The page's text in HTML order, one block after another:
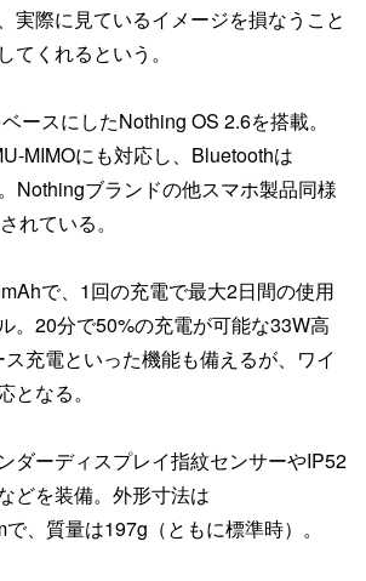
実際に見ているイメージを損なうこと
てくれるという。
ースにしたNothing OS 2.6を搭載。
MIMOにも対応し、Bluetoothは
Nothingブランドの他スマホ製品同様
れている。
で、1回の充電で最大2日間の使用
。20分で50%の充電が可能な33W高
充電といった機能も備えるが、ワイ
となる。
ダーディスプレイ指紋センサーやIP52
どを装備。外形寸法は
、質量は197g（ともに標準時）。